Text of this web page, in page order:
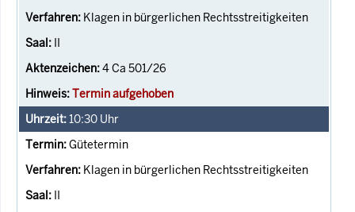
Klagen in bürgerlichen Rechtsstreitigkeiten
II
4 Ca 501/26
Termin aufgehoben
10:30 Uhr
Gütetermin
Klagen in bürgerlichen Rechtsstreitigkeiten
II